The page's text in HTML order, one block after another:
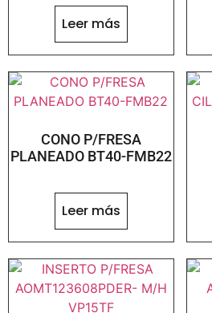
Leer más
CONO P/FRESA
PLANEADO BT40-FMB22
Leer más